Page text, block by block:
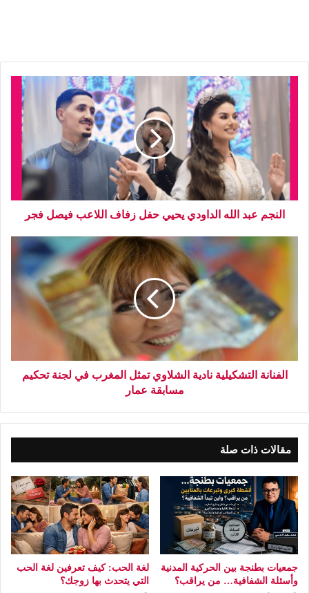
النجم عبد الله الداودي يحيي حفل زفاف اللاعب فيصل فجر
الفنانة التشكيلية نادية الشلاوي تمثل المغرب في لجنة تحكيم
مسابقة عمار
مقالات ذات صلة
جمعيات بطنجة بين الحركية المدنية
وأسئلة الشفافية… من يراقب؟
لغة الحب: كيف تعرفين لغة الحب
التي يتحدث بها زوجك؟